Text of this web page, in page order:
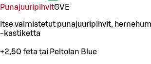
PunajuuripihvitGVE
Itse valmistetut punajuuripihvit,
-kastiketta
+2,50 feta tai Peltolan Blue